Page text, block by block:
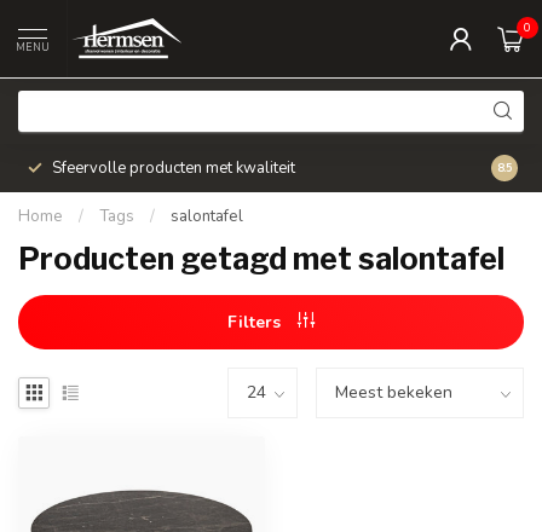
MENU
0
Sfeervolle producten met kwaliteit Snel
8.5
Home / Tags / salontafel
Producten getagd met salontafel
Filters